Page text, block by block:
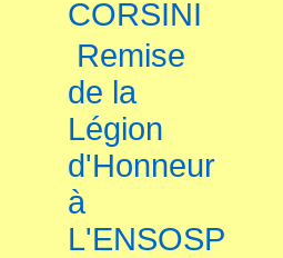
CORSINI
Remise
de la
Légion
d'Honneur
à
L'ENSOSP